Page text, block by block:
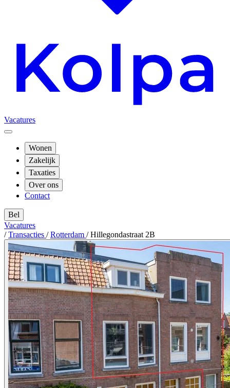
Vacatures
Wonen
Zakelijk
Taxaties
Over ons
Contact
Bel
Vacatures
/ Transacties / Rotterdam / Hillegondastraat 2B